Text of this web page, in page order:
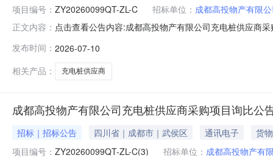
项目编号： ZY20260099QT-ZL-C 招标单位： 成都高投物产有限
正文内容： 点击查看公告内容:成都高投物产有限公司充电桩供应商
发布时间： 2026-07-10
相关产品：
充电桩供应商
成都高投物产有限公司充电桩供应商采购项目询比公
招标｜招标公告 四川省｜成都市｜武侯区 通讯电子
货物
项目编号： ZY20260099QT-ZL-C(3) 招标单位： 成都高投物产有